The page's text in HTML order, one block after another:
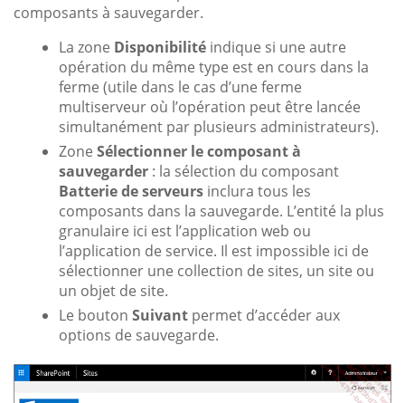
composants à sauvegarder.
La zone Disponibilité indique si une autre
opération du même type est en cours dans la
ferme (utile dans le cas d’une ferme
multiserveur où l’opération peut être lancée
simultanément par plusieurs administrateurs).
Zone Sélectionner le composant à
sauvegarder : la sélection du composant
Batterie de serveurs inclura tous les
composants dans la sauvegarde. L’entité la plus
granulaire ici est l’application web ou
l’application de service. Il est impossible ici de
sélectionner une collection de sites, un site ou
un objet de site.
Le bouton Suivant permet d’accéder aux
options de sauvegarde.